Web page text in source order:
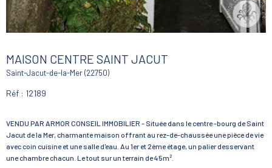
MAISON CENTRE SAINT JACUT
Saint-Jacut-de-la-Mer (22750)
Réf : 12189
VENDU PAR ARMOR CONSEIL IMMOBILIER - Située dans le centre -bourg de Saint
Jacut de la Mer, charmante maison offrant au rez-de-chaussée une pièce de vie
avec coin cuisine et une salle d'eau. Au 1er et 2ème étage, un palier desservant